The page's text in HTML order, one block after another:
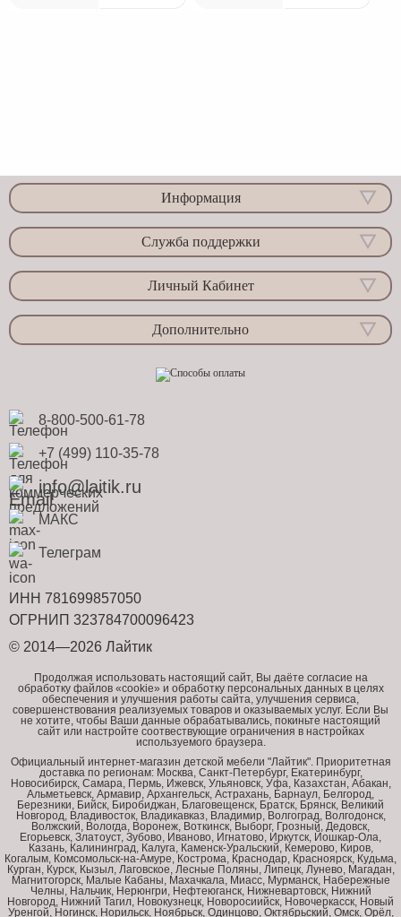
Информация
Служба поддержки
Личный Кабинет
Дополнительно
8-800-500-61-78
+7 (499) 110-35-78
info@laitik.ru
МАКС
Телеграм
ИНН 781699857050
ОГРНИП 323784700096423
© 2014—2026 Лайтик
Продолжая использовать настоящий сайт, Вы даёте согласие на
обработку файлов «cookie» и обработку персональных данных в целях
обеспечения и улучшения работы сайта, улучшения сервиса,
совершенствования реализуемых товаров и оказываемых услуг. Если Вы
не хотите, чтобы Ваши данные обрабатывались, покиньте настоящий
сайт или настройте соотвествующие ограничения в настройках
используемого браузера.
Официальный интернет-магазин детской мебели "Лайтик". Приоритетная
доставка по регионам: Москва, Санкт-Петербург, Екатеринбург,
Новосибирск, Самара, Пермь, Ижевск, Ульяновск, Уфа, Казахстан, Абакан,
Альметьевск, Армавир, Архангельск, Астрахань, Барнаул, Белгород,
Березники, Бийск, Биробиджан, Благовещенск, Братск, Брянск, Великий
Новгород, Владивосток, Владикавказ, Владимир, Волгоград, Волгодонск,
Волжский, Вологда, Воронеж, Воткинск, Выборг, Грозный, Дедовск,
Егорьевск, Златоуст, Зубово, Иваново, Игнатово, Иркутск, Йошкар-Ола,
Казань, Калининград, Калуга, Каменск-Уральский, Кемерово, Киров,
Когалым, Комсомольск-на-Амуре, Кострома, Краснодар, Красноярск, Кудьма,
Курган, Курск, Кызыл, Лаговское, Лесные Поляны, Липецк, Лунево, Магадан,
Магнитогорск, Малые Кабаны, Махачкала, Миасс, Мурманск, Набережные
Челны, Нальчик, Нерюнгри, Нефтеюганск, Нижневартовск, Нижний
Новгород, Нижний Тагил, Новокузнецк, Новоросиийск, Новочеркасск, Новый
Уренгой, Ногинск, Норильск, Ноябрьск, Одинцово, Октябрьский, Омск, Орёл,